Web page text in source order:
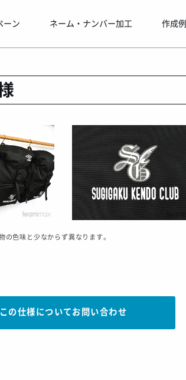
ーン ネーム・ナンバー加工 作成例
色味と少なからず異なります。
この仕様についてお問い合わせ